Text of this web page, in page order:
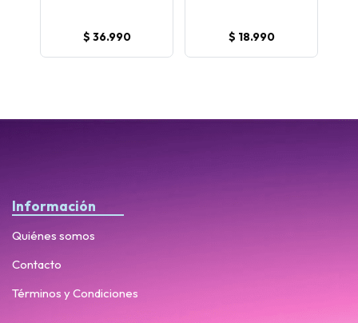
$ 36.990 $ 18.990
Información
Quiénes somos
Contacto
Términos y Condiciones